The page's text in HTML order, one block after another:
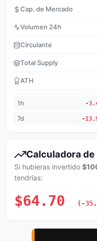
Cap. de Mercado
Volumen 24h
Circulante
Total Supply
ATH
1h -
7d -
Calculadora
Si hubieras invertido
tendrías:
$64.70 (-